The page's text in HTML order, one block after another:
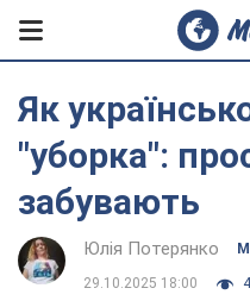
Як
"уборка":
забувають
Юлія Потерянко
29.10.2025 18:00